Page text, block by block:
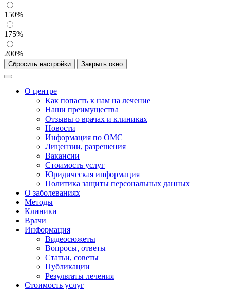
150%
175%
200%
Сбросить настройки Закрыть окно
О центре
Как попасть к нам на лечение
Наши преимущества
Отзывы о врачах и клиниках
Новости
Информация по ОМС
Лицензии, разрешения
Вакансии
Стоимость услуг
Юридическая информация
Политика защиты персональных данных
О заболеваниях
Методы
Клиники
Врачи
Информация
Видеосюжеты
Вопросы, ответы
Статьи, советы
Публикации
Результаты лечения
Стоимость услуг